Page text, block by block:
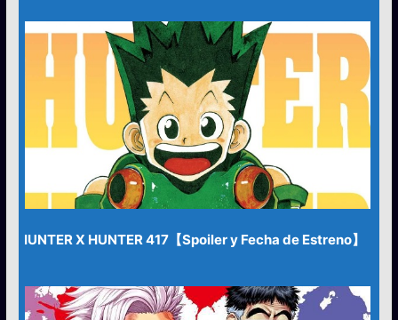
HUNTER X HUNTER 417【Spoiler y Fecha de Estreno】